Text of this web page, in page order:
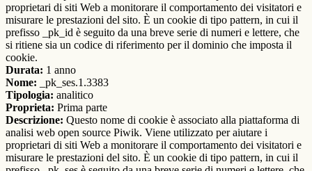
proprietari di siti Web a monitorare il comportamento dei visitatori e
misurare le prestazioni del sito. È un cookie di tipo pattern, in cui il
prefisso _pk_id è seguito da una breve serie di numeri e lettere, che
si ritiene sia un codice di riferimento per il dominio che imposta il
cookie.
Durata: 1 anno
Nome: _pk_ses.1.3383
Tipologia: analitico
Proprieta: Prima parte
Descrizione: Questo nome di cookie è associato alla piattaforma di
analisi web open source Piwik. Viene utilizzato per aiutare i
proprietari di siti Web a monitorare il comportamento dei visitatori e
misurare le prestazioni del sito. È un cookie di tipo pattern, in cui il